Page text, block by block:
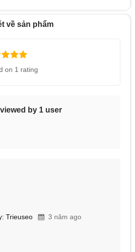
về sản phẩm
on 1 rating
by 1 user
Trieuseo 3 năm ago